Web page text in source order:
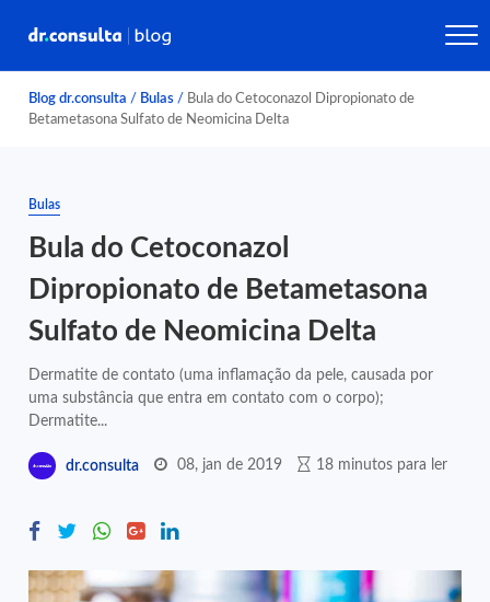
Blog dr.consulta / Bulas / Bula do Cetoconazol Dipropionato de
Betametasona Sulfato de Neomicina Delta
Bulas
Bula do Cetoconazol
Dipropionato de Betametasona
Sulfato de Neomicina Delta
Dermatite de contato (uma inflamação da pele, causada por
uma substância que entra em contato com o corpo);
Dermatite...
dr.consulta 08, jan de 2019 18 minutos para ler